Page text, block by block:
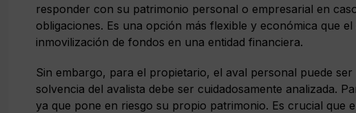
responder con su patrimonio personal o empresarial en
obligaciones. Es una opción más flexible y económica que
inmovilización de fondos en una entidad financiera.
Sin embargo, para el propietario, el aval personal puede
solvencia del avalista debe ser cuidadosamente analizada.
ya que pone en riesgo su propio patrimonio. Es crucial que